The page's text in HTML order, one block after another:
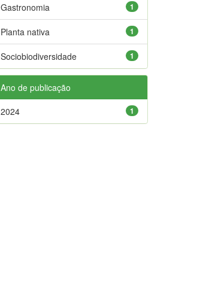
1
Gastronomia
1
Planta nativa
1
Sociobiodiversidade
Ano de publicação
1
2024